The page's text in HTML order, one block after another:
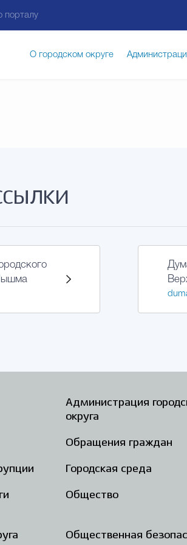
О городском округе
Общественная безопасность
Открытые данные
Администрация
округа
Обращения граждан
Городская среда
Общество
Общественная